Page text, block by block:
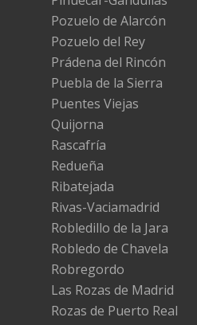
Pozuelo de Alarcón
Pozuelo del Rey
Prádena del Rincón
Puebla de la Sierra
Puentes Viejas
Quijorna
Rascafría
Redueña
Ribatejada
Rivas-Vaciamadrid
Robledillo de la Jara
Robledo de Chavela
Robregordo
Las Rozas de Madrid
Rozas de Puerto Real